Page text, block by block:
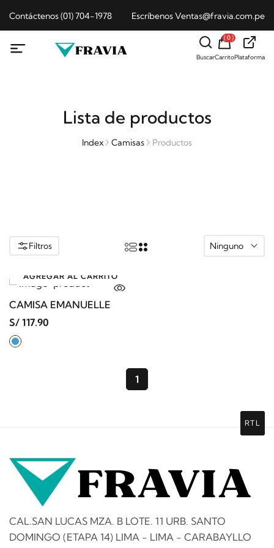
RTL
Contáctenos (01) 704-1978 Escríbenos Ventas@fravia.com.pe
Buscar
( 0 )
CarritoPlataforma
Lista de productos
Index Camisas Productos
Filtros Ninguno
AGREGAR AL CARRITO
CAMISA EMANUELLE
S/ 117.90
1
CAL.SAN LUCAS MZA. B LOTE. 11 URB. SANTO
DOMINGO (ETAPA 14) LIMA - LIMA - CARABAYLLO